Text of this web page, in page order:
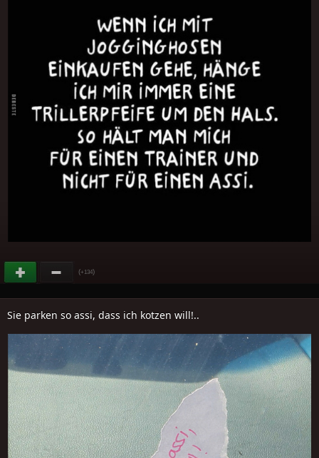
(+134)
Sie parken so assi, dass ich kotzen will!..